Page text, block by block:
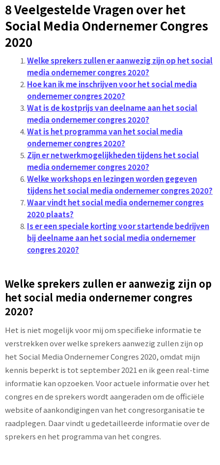
8 Veelgestelde Vragen over het
Social Media Ondernemer Congres
2020
Welke sprekers zullen er aanwezig zijn op het social
media ondernemer congres 2020?
Hoe kan ik me inschrijven voor het social media
ondernemer congres 2020?
Wat is de kostprijs van deelname aan het social
media ondernemer congres 2020?
Wat is het programma van het social media
ondernemer congres 2020?
Zijn er netwerkmogelijkheden tijdens het social
media ondernemer congres 2020?
Welke workshops en lezingen worden gegeven
tijdens het social media ondernemer congres 2020?
Waar vindt het social media ondernemer congres
2020 plaats?
Is er een speciale korting voor startende bedrijven
bij deelname aan het social media ondernemer
congres 2020?
Welke sprekers zullen er aanwezig zijn op
het social media ondernemer congres
2020?
Het is niet mogelijk voor mij om specifieke informatie te
verstrekken over welke sprekers aanwezig zullen zijn op
het Social Media Ondernemer Congres 2020, omdat mijn
kennis beperkt is tot september 2021 en ik geen real-time
informatie kan opzoeken. Voor actuele informatie over het
congres en de sprekers wordt aangeraden om de officiële
website of aankondigingen van het congresorganisatie te
raadplegen. Daar vindt u gedetailleerde informatie over de
sprekers en het programma van het congres.